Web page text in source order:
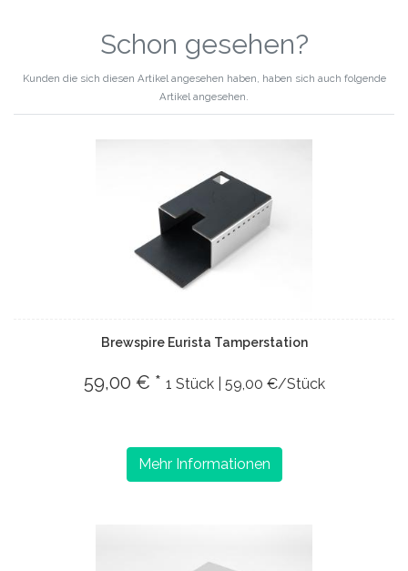
Schon gesehen?
Kunden die sich diesen Artikel angesehen haben, haben sich auch folgende
Artikel angesehen.
Brewspire Eurista Tamperstation
59,00 € * 1 Stück | 59,00 €/Stück
Mehr Informationen